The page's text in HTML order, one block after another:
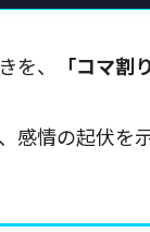
を、 「コマ割
感情の起伏を